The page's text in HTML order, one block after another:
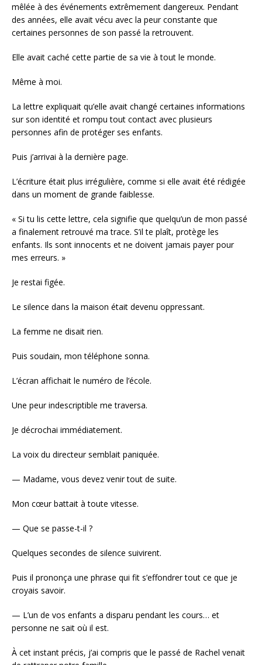
mêlée à des événements extrêmement dangereux. Pendant
des années, elle avait vécu avec la peur constante que
certaines personnes de son passé la retrouvent.
Elle avait caché cette partie de sa vie à tout le monde.
Même à moi.
La lettre expliquait qu’elle avait changé certaines informations
sur son identité et rompu tout contact avec plusieurs
personnes afin de protéger ses enfants.
Puis j’arrivai à la dernière page.
L’écriture était plus irrégulière, comme si elle avait été rédigée
dans un moment de grande faiblesse.
« Si tu lis cette lettre, cela signifie que quelqu’un de mon passé
a finalement retrouvé ma trace. S’il te plaît, protège les
enfants. Ils sont innocents et ne doivent jamais payer pour
mes erreurs. »
Je restai figée.
Le silence dans la maison était devenu oppressant.
La femme ne disait rien.
Puis soudain, mon téléphone sonna.
L’écran affichait le numéro de l’école.
Une peur indescriptible me traversa.
Je décrochai immédiatement.
La voix du directeur semblait paniquée.
— Madame, vous devez venir tout de suite.
Mon cœur battait à toute vitesse.
— Que se passe-t-il ?
Quelques secondes de silence suivirent.
Puis il prononça une phrase qui fit s’effondrer tout ce que je
croyais savoir.
— L’un de vos enfants a disparu pendant les cours… et
personne ne sait où il est.
À cet instant précis, j’ai compris que le passé de Rachel venait